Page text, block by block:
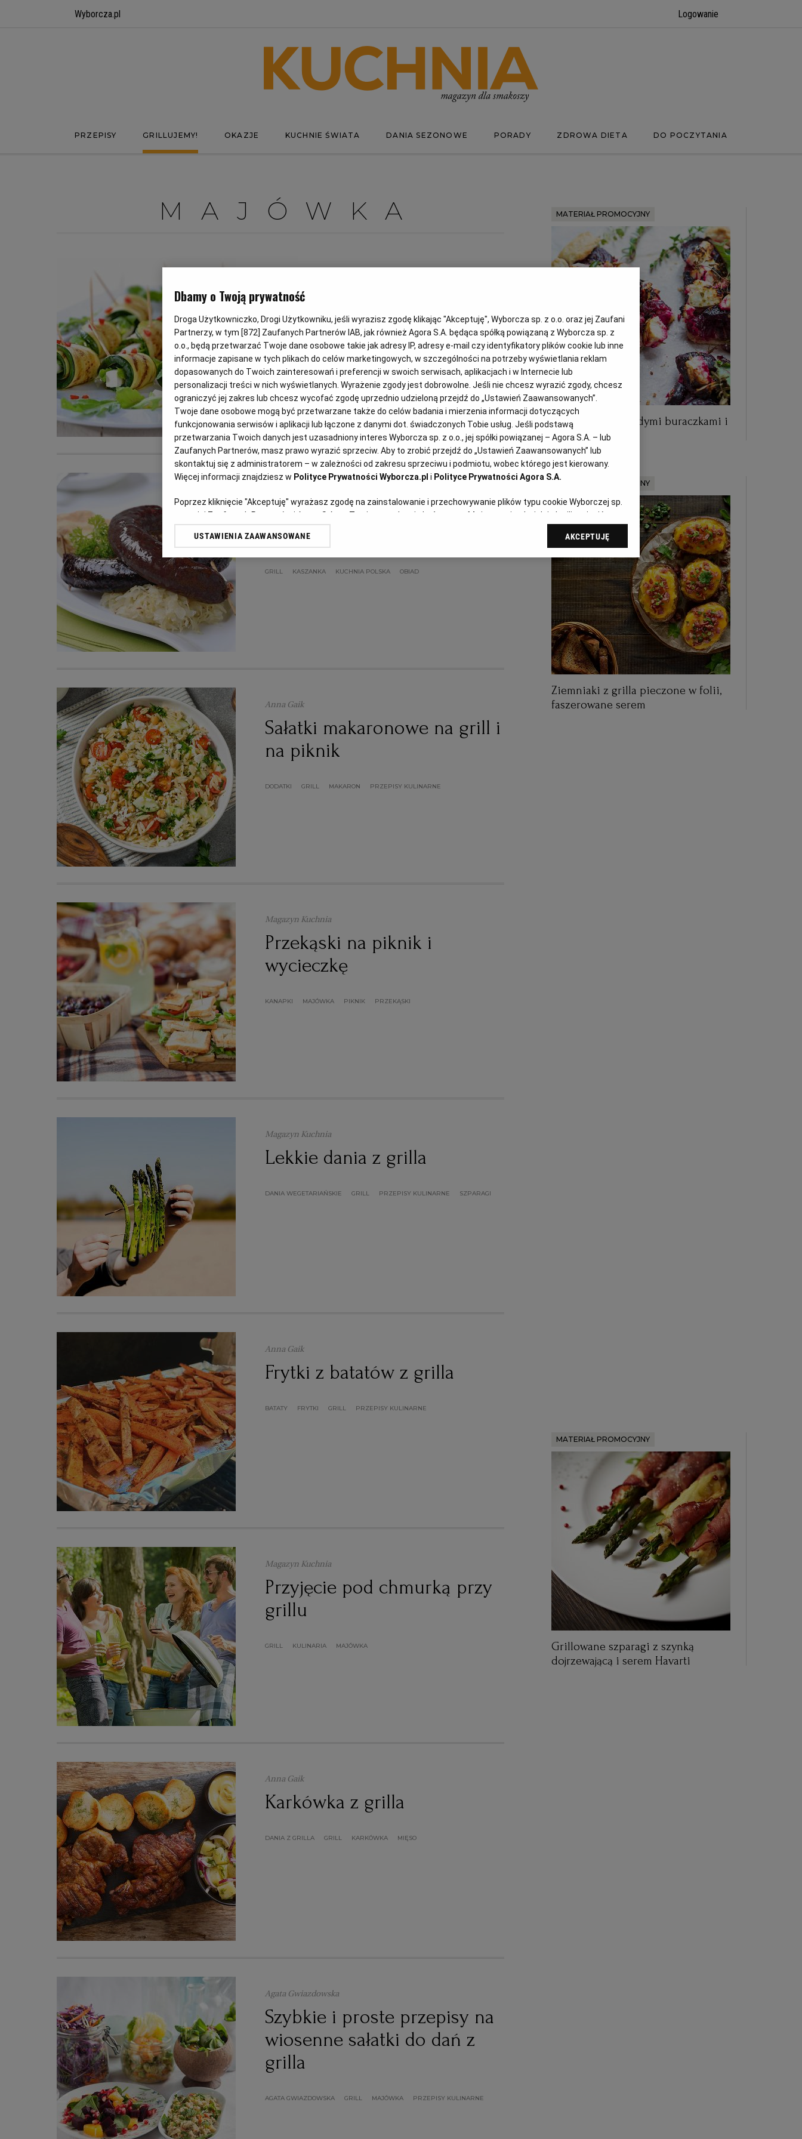
Wyborcza.pl Logowanie
PRZEPISY GRILLUJEMY! OKAZJE KUCHNIE ŚWIATA DANIA SEZONOWE PORADY ZDROWA DIETA DO POCZYTANIA
MAJÓWKA
Roladki z grillowanej cukinii
z serem feta z rukolą
CUKINIA DANIA WEGETARIAŃSKIE FETA MAJÓWKA
Kaszanka z grilla z kapustą
kiszoną
GRILL KASZANKA KUCHNIA POLSKA OBIAD
Anna Gaik
Sałatki makaronowe na grill i
na piknik
DODATKI GRILL MAKARON PRZEPISY KULINARNE
Magazyn Kuchnia
Przekąski na piknik i
wycieczkę
KANAPKI MAJÓWKA PIKNIK PRZEKĄSKI
Magazyn Kuchnia
Lekkie dania z grilla
DANIA WEGETARIAŃSKIE GRILL PRZEPISY KULINARNE SZPARAGI
Anna Gaik
Frytki z batatów z grilla
BATATY FRYTKI GRILL PRZEPISY KULINARNE
Magazyn Kuchnia
Przyjęcie pod chmurką przy
grillu
GRILL KULINARIA MAJÓWKA
Anna Gaik
Karkówka z grilla
DANIA Z GRILLA GRILL KARKÓWKA MIĘSO
Agata Gwiazdowska
Szybkie i proste przepisy na
wiosenne sałatki do dań z
grilla
AGATA GWIAZDOWSKA GRILL MAJÓWKA PRZEPISY KULINARNE
MATERIAŁ PROMOCYJNY
Letnia tarta z młodymi buraczkami i
serem
MATERIAŁ PROMOCYJNY
Ziemniaki z grilla pieczone w folii,
faszerowane serem
MATERIAŁ PROMOCYJNY
Grillowane szparagi z szynką
dojrzewającą i serem Havarti
Dbamy o Twoją prywatność
Droga Użytkowniczko, Drogi Użytkowniku, jeśli wyrazisz zgodę klikając "Akceptuję", Wyborcza sp. z o.o. oraz jej Zaufani
Partnerzy, w tym [872] Zaufanych Partnerów IAB, jak również Agora S.A. będąca spółką powiązaną z Wyborcza sp. z
o.o., będą przetwarzać Twoje dane osobowe takie jak adresy IP, adresy e-mail czy identyfikatory plików cookie lub inne
informacje zapisane w tych plikach do celów marketingowych, w szczególności na potrzeby wyświetlania reklam
dopasowanych do Twoich zainteresowań i preferencji w swoich serwisach, aplikacjach i w Internecie lub
personalizacji treści w nich wyświetlanych. Wyrażenie zgody jest dobrowolne. Jeśli nie chcesz wyrazić zgody, chcesz
ograniczyć jej zakres lub chcesz wycofać zgodę uprzednio udzieloną przejdź do „Ustawień Zaawansowanych”.
Twoje dane osobowe mogą być przetwarzane także do celów badania i mierzenia informacji dotyczących
funkcjonowania serwisów i aplikacji lub łączone z danymi dot. świadczonych Tobie usług. Jeśli podstawą
przetwarzania Twoich danych jest uzasadniony interes Wyborcza sp. z o.o., jej spółki powiązanej – Agora S.A. – lub
Zaufanych Partnerów, masz prawo wyrazić sprzeciw. Aby to zrobić przejdź do „Ustawień Zaawansowanych” lub
skontaktuj się z administratorem – w zależności od zakresu sprzeciwu i podmiotu, wobec którego jest kierowany.
Więcej informacji znajdziesz w Polityce Prywatności Wyborcza.pl i Polityce Prywatności Agora S.A.
Poprzez kliknięcie "Akceptuję" wyrażasz zgodę na zainstalowanie i przechowywanie plików typu cookie Wyborczej sp.
z o. o. jej Zaufanych Partnerów i Agora S.A. na Twoim urządzeniu końcowym. Możesz też w każdej chwili zmienić
swoje preferencje dot. plików cookie, ponownie wywołując narzędzie do zarządzania Twoimi preferencjami dot.
przetwarzania danych poprzez odnośnik „Ustawienia prywatności” w stopce serwisu i przechodząc do sekcji
My, nasi Zaufani Partnerzy i Agora S.A. możemy przetwarzać dane osobowe w następujących celach:Użycie
dokładnych danych geolokalizacyjnych. Aktywne skanowanie charakterystyki urządzenia do celów identyfikacji.
Przechowywanie informacji na urządzeniu lub dostęp do nich. Spersonalizowane reklamy i treści, pomiar reklam i
treści, badnie odbiorców i ulepszanie usług.
USTAWIENIA ZAAWANSOWANE AKCEPTUJĘ